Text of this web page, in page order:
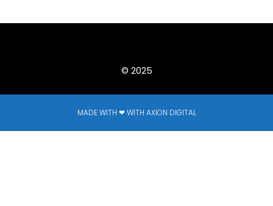
© 2025
MADE WITH ❤ WITH AXION DIGITAL